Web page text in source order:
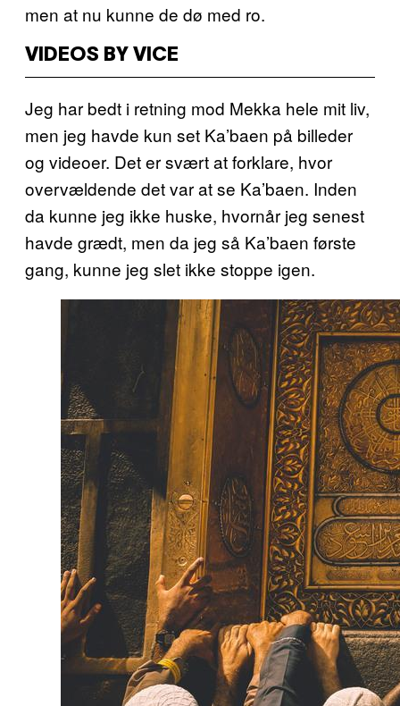
men at nu kunne de dø med ro.
VIDEOS BY VICE
Jeg har bedt i retning mod Mekka hele mit liv,
men jeg havde kun set Ka’baen på billeder
og videoer. Det er svært at forklare, hvor
overvældende det var at se Ka’baen. Inden
da kunne jeg ikke huske, hvornår jeg senest
havde grædt, men da jeg så Ka’baen første
gang, kunne jeg slet ikke stoppe igen.